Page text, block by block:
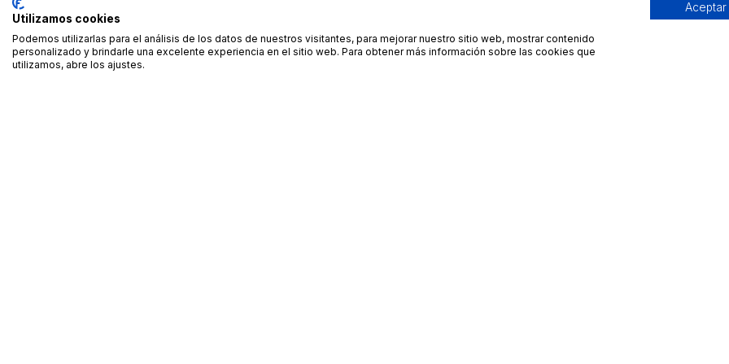
Utilizamos cookies
Podemos utilizarlas para el análisis de los datos de nuestros visitantes, para mejorar nuestro sitio web, mostrar contenido
personalizado y brindarle una excelente experiencia en el sitio web. Para obtener más información sobre las cookies que
utilizamos, abre los ajustes.